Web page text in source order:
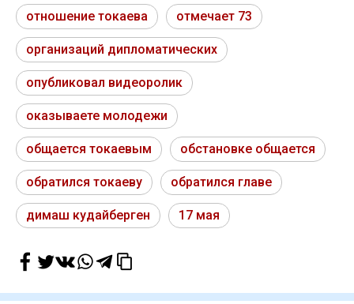
отношение токаева отмечает 73
организаций дипломатических
опубликовал видеоролик
оказываете молодежи
общается токаевым обстановке общается
обратился токаеву обратился главе
димаш кудайберген 17 мая